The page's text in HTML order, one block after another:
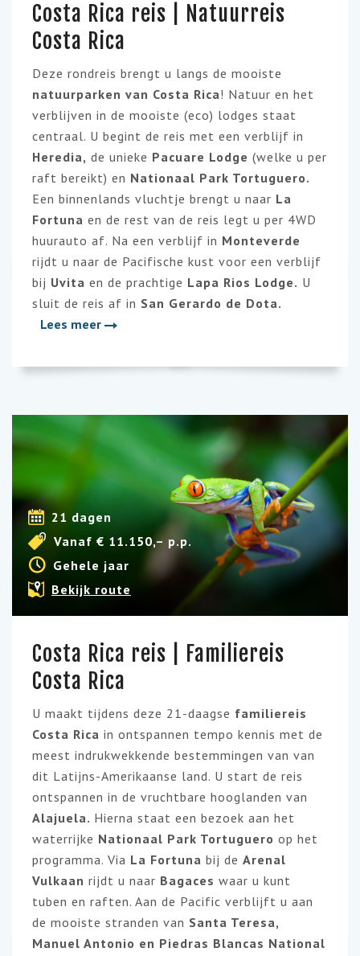
Costa Rica reis | Natuurreis
Costa Rica
Deze rondreis brengt u langs de mooiste
natuurparken van Costa Rica! Natuur en het
verblijven in de mooiste (eco) lodges staat
centraal. U begint de reis met een verblijf in
Heredia, de unieke Pacuare Lodge (welke u per
raft bereikt) en Nationaal Park Tortuguero.
Een binnenlands vluchtje brengt u naar La
Fortuna en de rest van de reis legt u per 4WD
huurauto af. Na een verblijf in Monteverde
rijdt u naar de Pacifische kust voor een verblijf
bij Uvita en de prachtige Lapa Rios Lodge. U
sluit de reis af in San Gerardo de Dota.
Lees meer
21 dagen
Vanaf € 11.150,– p.p.
Gehele jaar
Bekijk route
Costa Rica reis | Familiereis
Costa Rica
U maakt tijdens deze 21-daagse familiereis
Costa Rica in ontspannen tempo kennis met de
meest indrukwekkende bestemmingen van van
dit Latijns-Amerikaanse land. U start de reis
ontspannen in de vruchtbare hooglanden van
Alajuela. Hierna staat een bezoek aan het
waterrijke Nationaal Park Tortuguero op het
programma. Via La Fortuna bij de Arenal
Vulkaan rijdt u naar Bagaces waar u kunt
tuben en raften. Aan de Pacific verblijft u aan
de mooiste stranden van Santa Teresa,
Manuel Antonio en Piedras Blancas National